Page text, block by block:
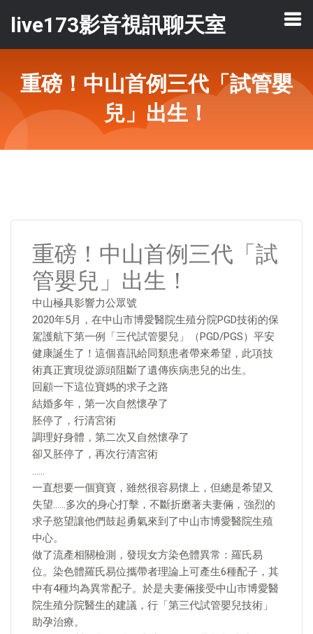
live173影音視訊聊天室
重磅！中山首例三代「試管嬰
兒」出生！
重磅！中山首例三代「試
管嬰兒」出生！
中山極具影響力公眾號
2020年5月，在中山市博愛醫院生殖分院PGD技術的保
駕護航下第一例「三代試管嬰兒」（PGD/PGS）平安
健康誕生了！這個喜訊給同類患者帶來希望，此項技
術真正實現從源頭阻斷了遺傳疾病患兒的出生。
回顧一下這位寶媽的求子之路
結婚多年，第一次自然懷孕了
胚停了，行清宮術
調理好身體，第二次又自然懷孕了
卻又胚停了，再次行清宮術
……
一直想要一個寶寶，雖然很容易懷上，但總是希望又
失望……多次的身心打擊，不斷折磨著夫妻倆，強烈的
求子慾望讓他們鼓起勇氣來到了中山市博愛醫院生殖
中心。
做了流產相關檢測，發現女方染色體異常：羅氏易
位。染色體羅氏易位攜帶者理論上可產生6種配子，其
中有4種均為異常配子。於是夫妻倆接受中山市博愛醫
院生殖分院醫生的建議，行「第三代試管嬰兒技術」
助孕治療。